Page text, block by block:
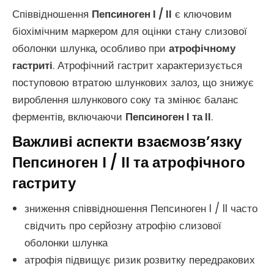
Співвідношення Пепсиноген I / II є ключовим
біохімічним маркером для оцінки стану слизової
оболонки шлунка, особливо при атрофічному
гастриті. Атрофічний гастрит характеризується
поступовою втратою шлункових залоз, що знижує
вироблення шлункового соку та змінює баланс
ферментів, включаючи Пепсиноген I та II.
Важливі аспекти взаємозв’язку
Пепсиноген I / II та атрофічного
гастриту
зниження співвідношення Пепсиноген I / II часто
свідчить про серйозну атрофію слизової
оболонки шлунка
атрофія підвищує ризик розвитку передракових